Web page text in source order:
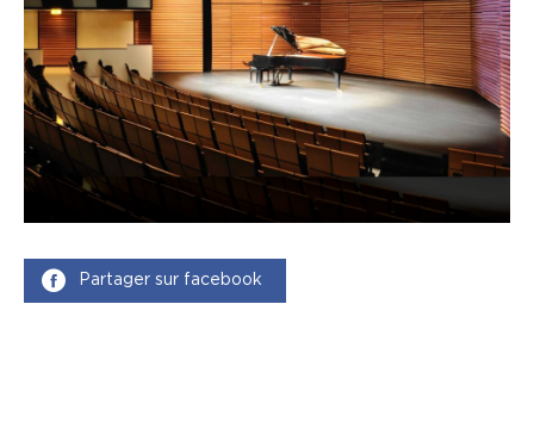
Partager sur facebook